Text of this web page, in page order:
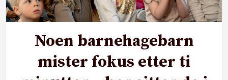
Noen barnehagebarn
mister fokus etter ti